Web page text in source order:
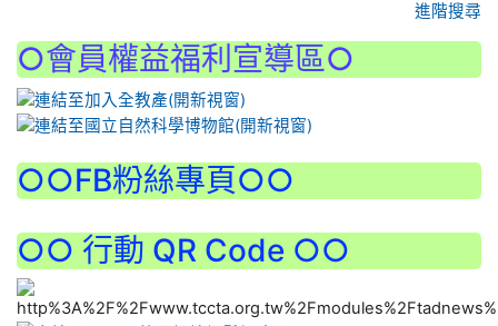
進階搜尋
○會員權益福利宣導區○
○○FB粉絲專頁○○
○○ 行動 QR Code ○○